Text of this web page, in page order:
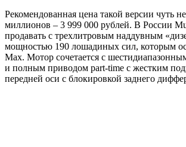
Рекомендованная цена такой версии чуть
миллионов – 3 999 000 рублей. В России
продавать с трехлитровым наддувным
мощностью 190 лошадиных сил, которым
Max. Мотор сочетается с
и полным приводом part-time с жестким
передней оси с блокировкой заднего